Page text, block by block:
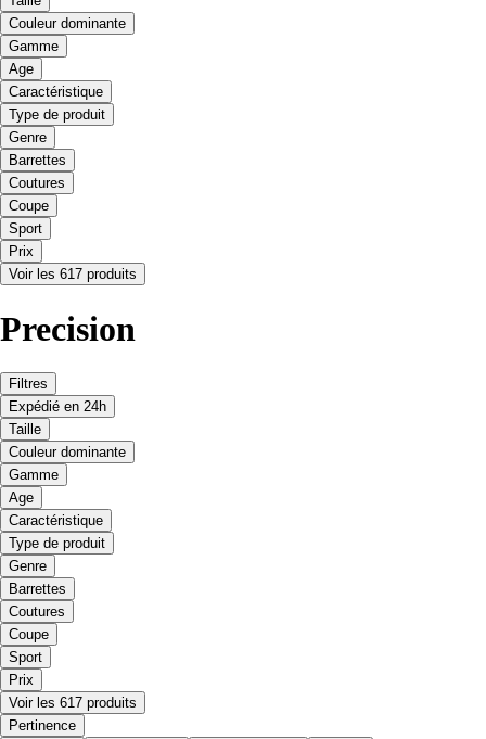
Couleur dominante
Gamme
Age
Caractéristique
Type de produit
Genre
Barrettes
Coutures
Coupe
Sport
Prix
Voir les 617 produits
Precision
Filtres
Expédié en 24h
Taille
Couleur dominante
Gamme
Age
Caractéristique
Type de produit
Genre
Barrettes
Coutures
Coupe
Sport
Prix
Voir les 617 produits
Pertinence